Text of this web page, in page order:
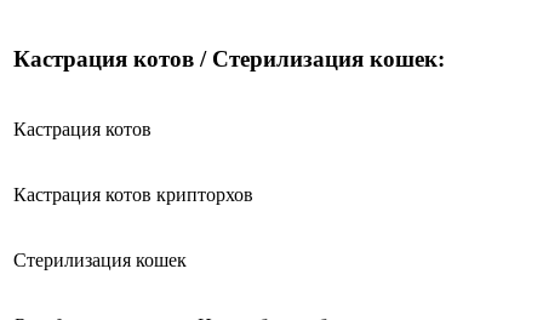
Кастрация котов / Стерилизация кошек:
Кастрация котов
Кастрация котов крипторхов
Стерилизация кошек